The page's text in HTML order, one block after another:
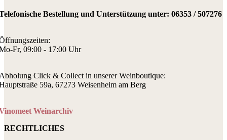
Bestellung und Unterstützung unter: 06353 / 507276
Fr, 09:00 - 17:00 Uhr
Click & Collect in unserer Weinboutique:
59a, 67273 Weisenheim am Berg
Weinarchiv
RECHTLICHES